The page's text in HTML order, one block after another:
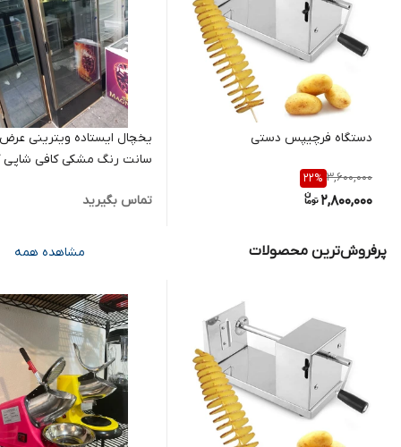
دستگاه فرچیپس دستی
3,600,000
22%
2,800,000
سانت رنگ مشکی کافی شاپی
تماس بگیرید
پرفروش‌ترین محصولات مشاهده همه